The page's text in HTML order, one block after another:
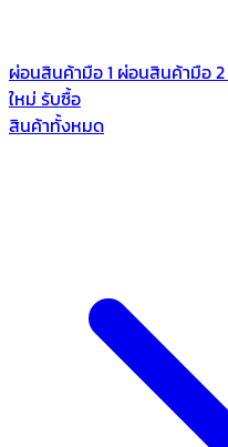
ผ่อนสินค้ามือ 1 ผ่อนสินค้ามือ 2
ใหม่ รับซื้อ
สินค้าทั้งหมด